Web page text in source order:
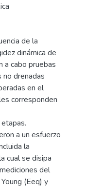
de la
dinámica de
a cabo pruebas
no drenadas
en el
corresponden
a un esfuerzo
la
cual se disipa
del
(Eeq) y